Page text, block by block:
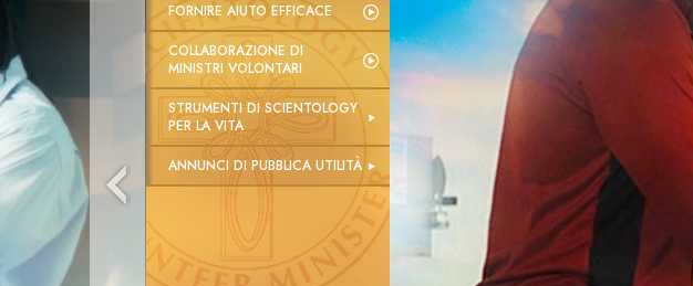
FORNIRE AIUTO EFFICACE
COLLABORAZIONE DI
MINISTRI VOLONTARI
STRUMENTI DI SCIENTOLOGY
PER LA VITA
ANNUNCI DI PUBBLICA UTILITÀ